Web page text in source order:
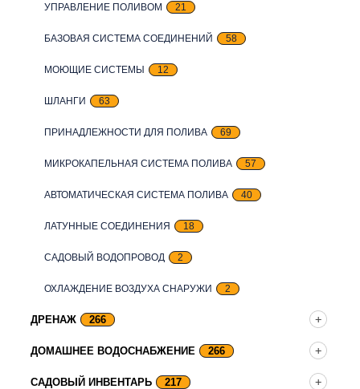
УПРАВЛЕНИЕ ПОЛИВОМ 21
БАЗОВАЯ СИСТЕМА СОЕДИНЕНИЙ 58
МОЮЩИЕ СИСТЕМЫ 12
ШЛАНГИ 63
ПРИНАДЛЕЖНОСТИ ДЛЯ ПОЛИВА 69
МИКРОКАПЕЛЬНАЯ СИСТЕМА ПОЛИВА 57
АВТОМАТИЧЕСКАЯ СИСТЕМА ПОЛИВА 40
ЛАТУННЫЕ СОЕДИНЕНИЯ 18
САДОВЫЙ ВОДОПРОВОД 2
ОХЛАЖДЕНИЕ ВОЗДУХА СНАРУЖИ 2
ДРЕНАЖ 266
ДОМАШНЕЕ ВОДОСНАБЖЕНИЕ 266
САДОВЫЙ ИНВЕНТАРЬ 217